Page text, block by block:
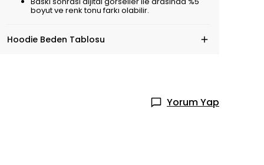
boyut ve renk tonu farkı olabilir.
Hoodie Beden Tablosu
Yorum Yap